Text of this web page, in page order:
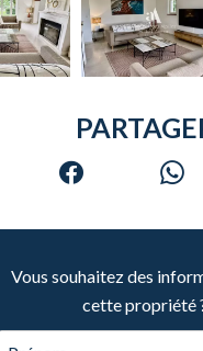
Vous souhaitez des
cette propriété